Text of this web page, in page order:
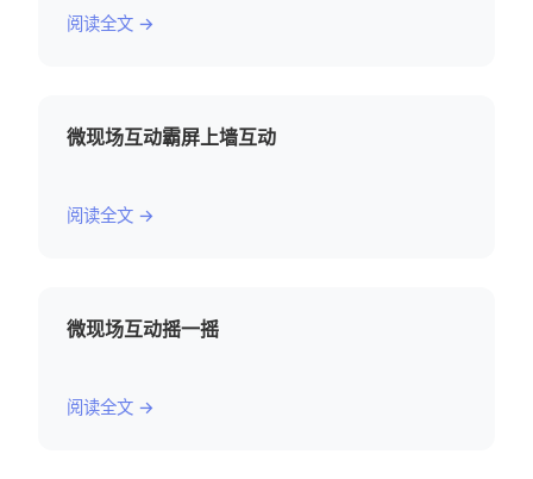
阅读全文 →
微现场互动霸屏上墙互动
阅读全文 →
微现场互动摇一摇
阅读全文 →